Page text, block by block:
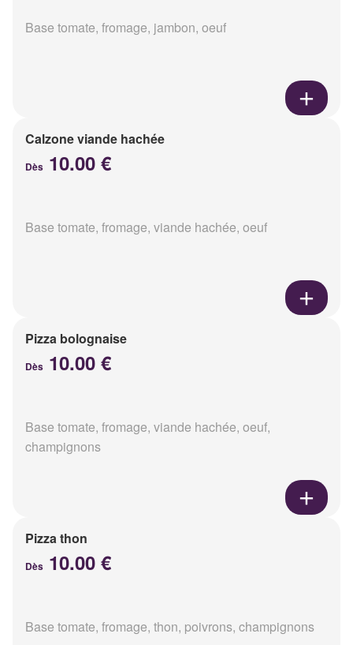
Base tomate, fromage, jambon, oeuf
Calzone viande hachée
Dès 10.00 €
Base tomate, fromage, viande hachée, oeuf
Pizza bolognaise
Dès 10.00 €
Base tomate, fromage, viande hachée, oeuf,
champignons
Pizza thon
Dès 10.00 €
Base tomate, fromage, thon, poivrons, champignons